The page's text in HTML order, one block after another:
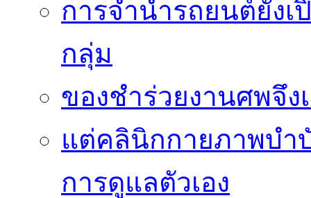
การจำนำรถยนต์ยัง
กลุ่ม
ของชำร่วยงานศพจึ
แต่คลินิกกายภาพบำ
การดูแลตัวเอง